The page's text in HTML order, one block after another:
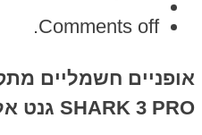
Comments off.
SHARK 3 PRO גנט אלומיניום